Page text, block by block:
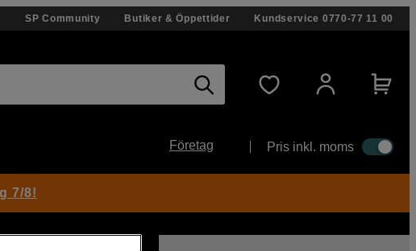
SP Community Butiker & Öppettider Kundservice 0770-77 11 00
Företag Pris inkl. moms
7/8!